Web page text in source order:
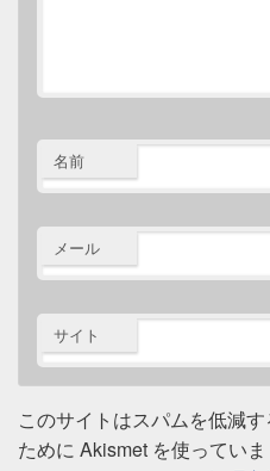
名前
メール
サイト
このサイトはスパムを低減す
ために Akismet を使っていま